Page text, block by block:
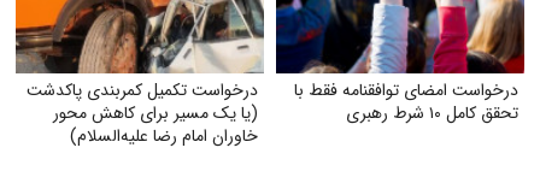
درخواست امضای توافقنامه فقط با
تحقق کامل ۱۰ شرط رهبری
درخواست تکمیل کمربندی پاکدشت
(یا یک مسیر برای کاهش محور
خاوران امام رضا علیه‌السلام)